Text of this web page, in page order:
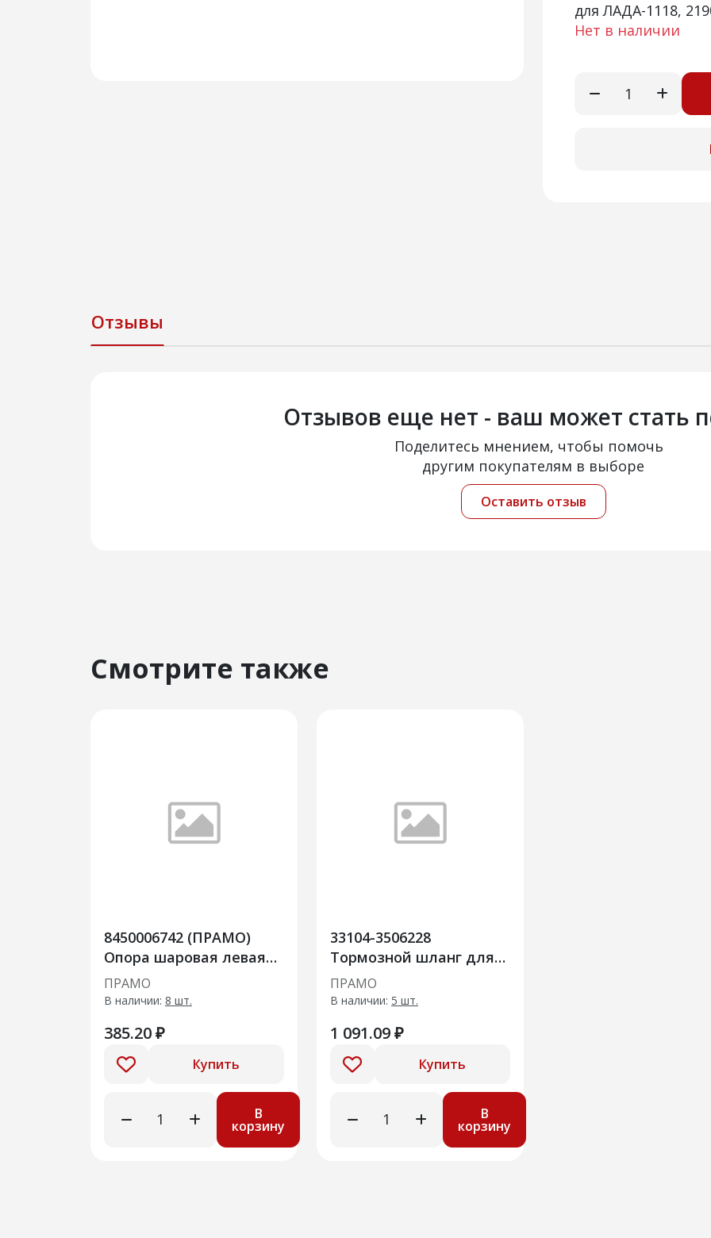
для ЛАДА-1118,
Нет в наличии
Отзывы
Отзывов еще нет - ваш может стать
Поделитесь мнением, чтобы помочь
другим покупателям в выборе
Оставить отзыв
Смотрите также
8450006742 (ПРАМО)
Опора шаровая левая
LADA Vesta
ПРАМО
В наличии: 8 шт.
385.20 ₽
Купить
В
корзину
33104-3506228
Тормозной шланг для
ГАЗ-3310 Валдай
ПРАМО
В наличии: 5 шт.
1 091.09 ₽
Купить
В
корзину